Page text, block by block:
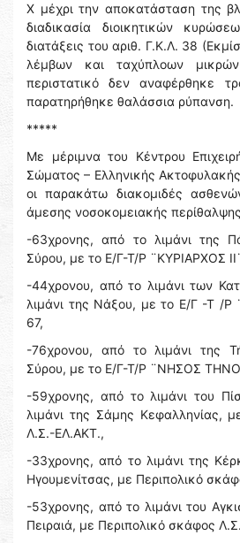
Χ μέχρι την αποκατάσταση της
διαδικασία διοικητικών
διατάξεις του αριθ. Γ.Κ.Λ. 38
λέμβων και ταχύπλοων
περιστατικό δεν αναφέρθηκε
παρατηρήθηκε θαλάσσια ρύπανση.
*****
Με μέριμνα του Κέντρου
Σώματος – Ελληνικής
οι παρακάτω διακομιδές
άμεσης νοσοκομειακής
-63χρονης, από το λιμάνι της
Σύρου, με το Ε/Γ-Τ/Ρ ¨ΚΥΡΙΑΡΧΟΣ
-44χρονου, από το λιμάνι των
λιμάνι της Νάξου, με το Ε/Γ -Τ /
67,
-76χρονου, από το λιμάνι της
Σύρου, με το Ε/Γ-Τ/Ρ ¨ΝΗΣΟΣ
-59χρονης, από το λιμάνι του
λιμάνι της Σάμης Κεφαλληνίας,
Λ.Σ.-ΕΛ.ΑΚΤ.,
-33χρονης, από το λιμάνι της
Ηγουμενίτσας, με Περιπολικό
-53χρονης, από το λιμάνι του
Πειραιά, με Περιπολικό σκάφος